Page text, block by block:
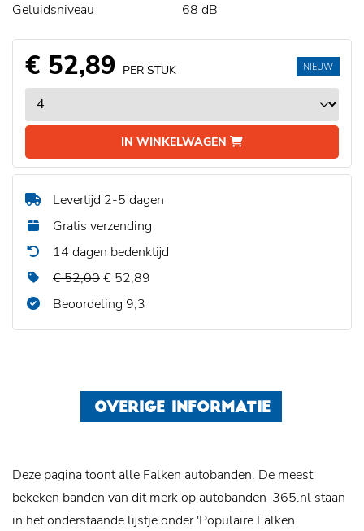
Geluidsniveau
68 dB
€ 52,89 PER STUK
IN WINKELWAGEN
NIEUW
Levertijd 2-5 dagen
Gratis verzending
14 dagen bedenktijd
€ 52,00€ 52,89
Beoordeling 9,3
OVERIGE INFORMATIE
Deze pagina toont alle Falken autobanden. De meest
bekeken banden van dit merk op autobanden-365.nl staan
in het onderstaande lijstje onder 'Populaire Falken